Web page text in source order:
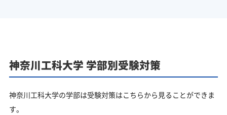
神奈川工科大学 学部別受験対策
神奈川工科大学の学部は受験対策はこちらから見ることができま
す。